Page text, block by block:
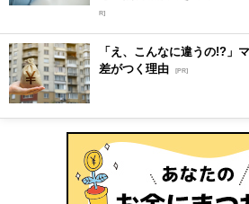
R]
「え、こんなに違うの!?」
差がつく理由 [PR]